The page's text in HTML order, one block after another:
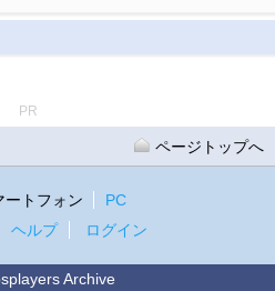
PR
ページトップへ
ートフォン
PC
ヘルプ ログイン
Archive